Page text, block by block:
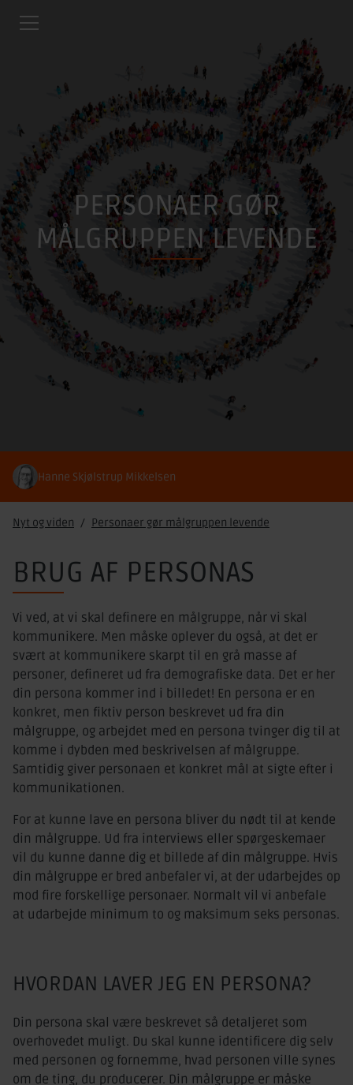
PERSONAER GØR
MÅLGRUPPEN LEVENDE
Hanne Skjølstrup Mikkelsen
Nyt og viden Personaer gør målgruppen levende
BRUG AF PERSONAS
Vi ved, at vi skal definere en målgruppe, når vi skal
kommunikere. Men måske oplever du også, at det er
svært at kommunikere skarpt til en grå masse af
personer, defineret ud fra demografiske data. Det er her
din persona kommer ind i billedet! En persona er en
konkret, men fiktiv person beskrevet ud fra din
målgruppe, og arbejdet med en persona tvinger dig til at
komme i dybden med beskrivelsen af målgruppe.
Samtidig giver personaen et konkret mål at sigte efter i
kommunikationen.
For at kunne lave en persona bliver du nødt til at kende
din målgruppe. Ud fra interviews eller spørgeskemaer
vil du kunne danne dig et billede af din målgruppe. Hvis
din målgruppe er bred anbefaler vi, at der udarbejdes op
mod fire forskellige personaer. Normalt vil vi anbefale
at udarbejde minimum to og maksimum seks personas.
HVORDAN LAVER JEG EN PERSONA?
Din persona skal være beskrevet så detaljeret som
overhovedet muligt. Du skal kunne identificere dig selv
med personen og fornemme, hvad personen ville synes
om de ting, du producerer. Din målgruppe er måske